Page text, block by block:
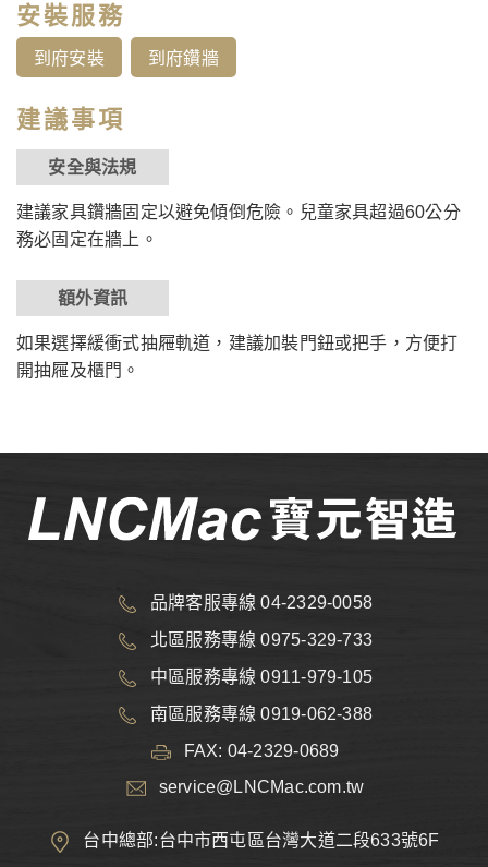
安裝服務
到府安裝 到府鑽牆
建議事項
安全與法規
建議家具鑽牆固定以避免傾倒危險。兒童家具超過60公分
務必固定在牆上。
額外資訊
如果選擇緩衝式抽屜軌道，建議加裝門鈕或把手，方便打
開抽屜及櫃門。
品牌客服專線 04-2329-0058
北區服務專線 0975-329-733
中區服務專線 0911-979-105
南區服務專線 0919-062-388
FAX: 04-2329-0689
service@LNCMac.com.tw
台中總部:台中市西屯區台灣大道二段633號6F